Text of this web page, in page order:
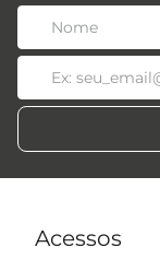
Acessos